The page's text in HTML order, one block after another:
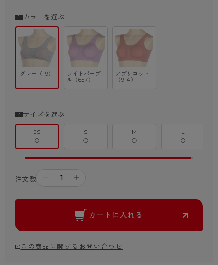
せて調整しながら長くご使用いただけます。
などの不快感を軽減します。
肌にチクチク当たって気になる洗濯表示タグは、生地に直接プリントされ
ているので、お肌がデリケートなお子さまも快適に着用いただけます。
カラーを選ぶ
グレー（19）
ライトパープ
ル（657）
アプリコット
（914）
サイズを選ぶ
SS
○
S
○
M
○
L
○
注文数 ＋
カートに入れる
この商品に関するお問い合わせ